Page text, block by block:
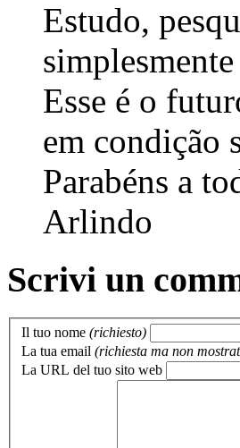
Estudo,
Esse é o
em condição
Parabéns a
Arlindo
Scrivi un
Il tuo nome (richiesto)
La tua email (richiesta ma non
La URL del tuo sito web